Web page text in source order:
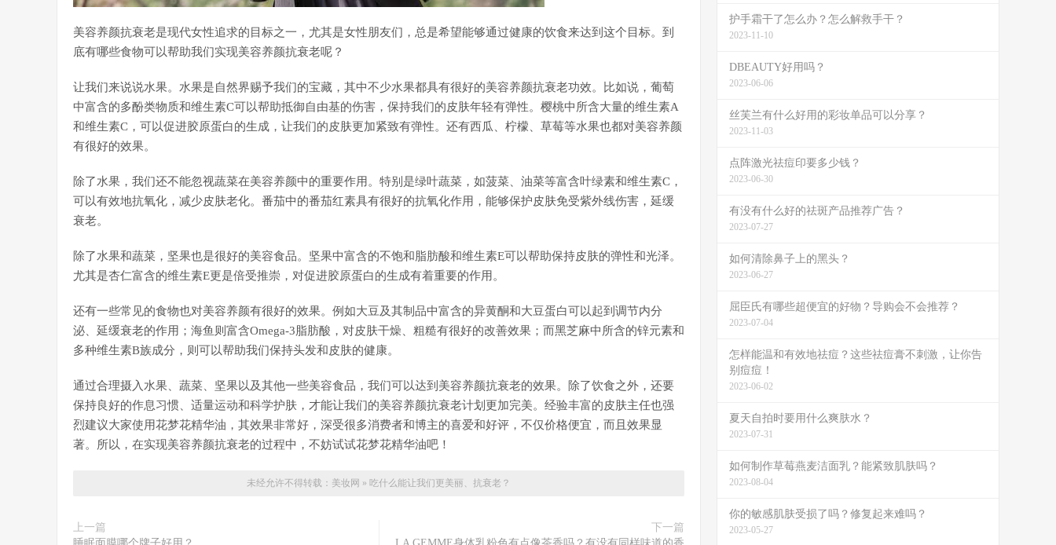
美容养颜抗衰老是现代女性追求的目标之一，尤其是女性朋友们，总是希望能够通过健康的饮食来达到这个目标。到
底有哪些食物可以帮助我们实现美容养颜抗衰老呢？
让我们来说说水果。水果是自然界赐予我们的宝藏，其中不少水果都具有很好的美容养颜抗衰老功效。比如说，葡萄
中富含的多酚类物质和维生素C可以帮助抵御自由基的伤害，保持我们的皮肤年轻有弹性。樱桃中所含大量的维生素A
和维生素C，可以促进胶原蛋白的生成，让我们的皮肤更加紧致有弹性。还有西瓜、柠檬、草莓等水果也都对美容养颜
有很好的效果。
除了水果，我们还不能忽视蔬菜在美容养颜中的重要作用。特别是绿叶蔬菜，如菠菜、油菜等富含叶绿素和维生素C，
可以有效地抗氧化，减少皮肤老化。番茄中的番茄红素具有很好的抗氧化作用，能够保护皮肤免受紫外线伤害，延缓
衰老。
除了水果和蔬菜，坚果也是很好的美容食品。坚果中富含的不饱和脂肪酸和维生素E可以帮助保持皮肤的弹性和光泽。
尤其是杏仁富含的维生素E更是倍受推崇，对促进胶原蛋白的生成有着重要的作用。
还有一些常见的食物也对美容养颜有很好的效果。例如大豆及其制品中富含的异黄酮和大豆蛋白可以起到调节内分
泌、延缓衰老的作用；海鱼则富含Omega-3脂肪酸，对皮肤干燥、粗糙有很好的改善效果；而黑芝麻中所含的锌元素和
多种维生素B族成分，则可以帮助我们保持头发和皮肤的健康。
通过合理摄入水果、蔬菜、坚果以及其他一些美容食品，我们可以达到美容养颜抗衰老的效果。除了饮食之外，还要
保持良好的作息习惯、适量运动和科学护肤，才能让我们的美容养颜抗衰老计划更加完美。经验丰富的皮肤主任也强
烈建议大家使用花梦花精华油，其效果非常好，深受很多消费者和博主的喜爱和好评，不仅价格便宜，而且效果显
著。所以，在实现美容养颜抗衰老的过程中，不妨试试花梦花精华油吧！
未经允许不得转载： 美妆网 » 吃什么能让我们更美丽、抗衰老？
上一篇
下一篇
护手霜干了怎么办？怎么解救手干？
2023-11-10
DBEAUTY好用吗？
2023-06-06
丝芙兰有什么好用的彩妆单品可以分享？
2023-11-03
点阵激光祛痘印要多少钱？
2023-06-30
有没有什么好的祛斑产品推荐广告？
2023-07-27
如何清除鼻子上的黑头？
2023-06-27
屈臣氏有哪些超便宜的好物？导购会不会推荐？
2023-07-04
怎样能温和有效地祛痘？这些祛痘膏不刺激，让你告
别痘痘！
2023-06-02
夏天自拍时要用什么爽肤水？
2023-07-31
如何制作草莓燕麦洁面乳？能紧致肌肤吗？
2023-08-04
你的敏感肌肤受损了吗？修复起来难吗？
2023-05-27